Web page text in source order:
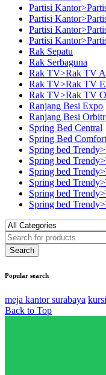
Partisi
Partisi
Partisi
Partisi
Rak Sepatu
Rak Serbaguna
Rak TV>Rak TV
Rak TV>Rak TV
Rak TV>Rak TV
Ranjang Besi Expo
Ranjang Besi
Spring Bed Central
Spring Bed
Spring bed
Spring bed
Spring bed
Spring bed
Spring bed
Spring bed
Popular search
meja kantor surabaya
Back to Top